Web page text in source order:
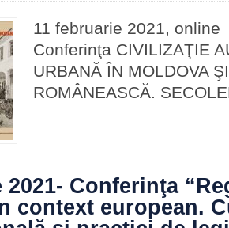
11 februarie 2021, online
Conferinţa CIVILIZAŢIE
URBANĂ ÎN MOLDOVA
ROMÂNEASCĂ.
2021- Conferinţa
context european.